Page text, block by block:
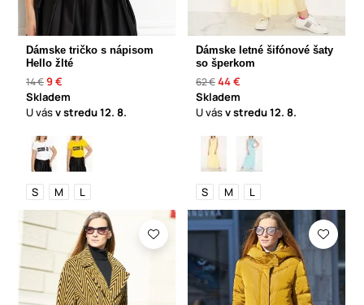
Dámske tričko s nápisom
Hello žlté
14 €9 €
Skladem
U vásv stredu12. 8.
S M L
Dámske letné šifónové šaty
so šperkom
62 €44 €
Skladem
U vásv stredu12. 8.
S M L